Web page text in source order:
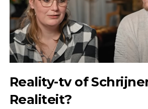
Reality-tv of
Realiteit?